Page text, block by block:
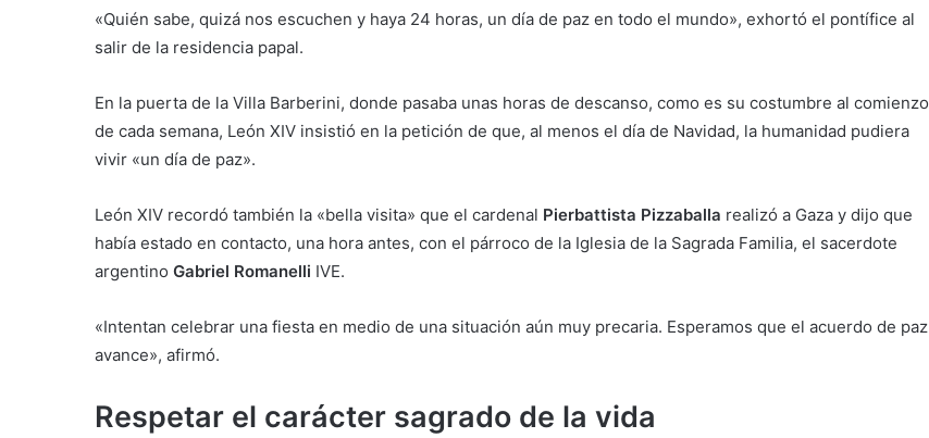
«Quién sabe, quizá nos escuchen y haya 24 horas, un día de paz en todo el mundo», exhortó el pontífice al
salir de la residencia papal.
En la puerta de la Villa Barberini, donde pasaba unas horas de descanso, como es su costumbre al comienzo
de cada semana, León XIV insistió en la petición de que, al menos el día de Navidad, la humanidad pudiera
vivir «un día de paz».
León XIV recordó también la «bella visita» que el cardenal Pierbattista Pizzaballa realizó a Gaza y dijo que
había estado en contacto, una hora antes, con el párroco de la Iglesia de la Sagrada Familia, el sacerdote
argentino Gabriel Romanelli IVE.
«Intentan celebrar una fiesta en medio de una situación aún muy precaria. Esperamos que el acuerdo de paz
avance», afirmó.
Respetar el carácter sagrado de la vida